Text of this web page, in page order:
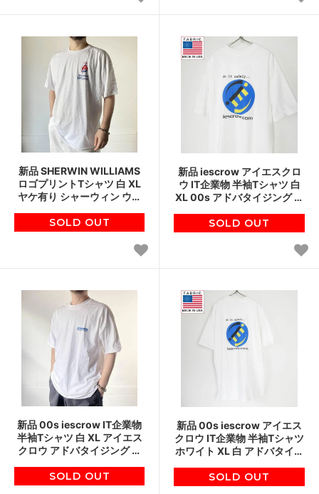
新品 SHERWIN WILLIAMS
ロゴプリントTシャツ 白 XL
ヤケ有り シャーウィン ウィ
ジング D152
SOLD OUT
新品 iescrow アイエスクロ
ウ IT企業物 半袖Tシャツ 白
XL 00s アドバタイジング ホ
クスロゴ D151
SOLD OUT
新品 00s iescrow IT企業物
半袖Tシャツ 白 XL アイエス
クロウ アドバタイジング ホ
クスロゴ D151
SOLD OUT
新品 00s iescrow アイエス
クロウ IT企業物 半袖Tシャツ
ホワイト XL 白 アドバタイジ
スロゴ D151
SOLD OUT